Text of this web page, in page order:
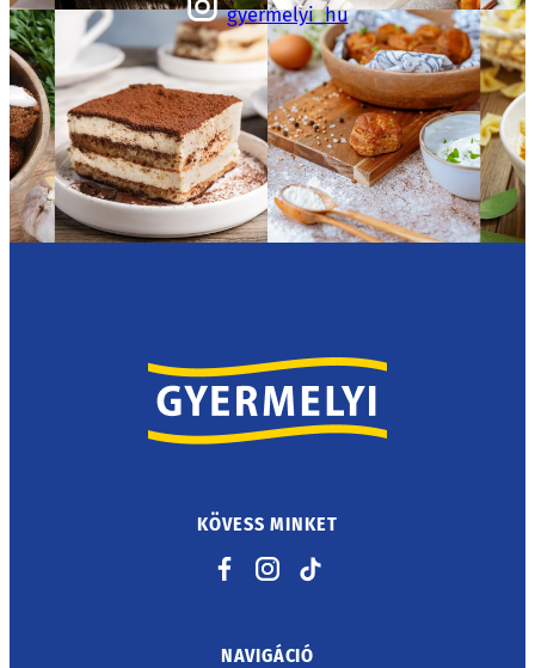
gyermelyi_hu
KÖVESS MINKET
Facebook Instagram TikTok
NAVIGÁCIÓ